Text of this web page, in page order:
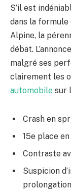
S’il est
dans la formule
Alpine, la
débat.
malgré ses
clairement les
automobile sur
Crash en
15e place
Contraste
Suspicion
prolongation